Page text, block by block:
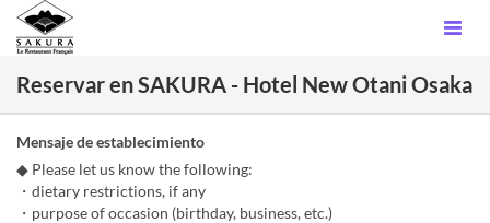
Reservar en SAKURA - Hotel New Otani Osaka
Mensaje de establecimiento
◆ Please let us know the following:
・dietary restrictions, if any
・purpose of occasion (birthday, business, etc.)